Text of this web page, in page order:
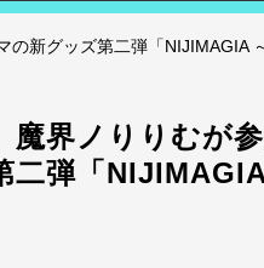
の新グッズ第二弾「NIJIMAGIA
魔界ノりりむが
二弾「